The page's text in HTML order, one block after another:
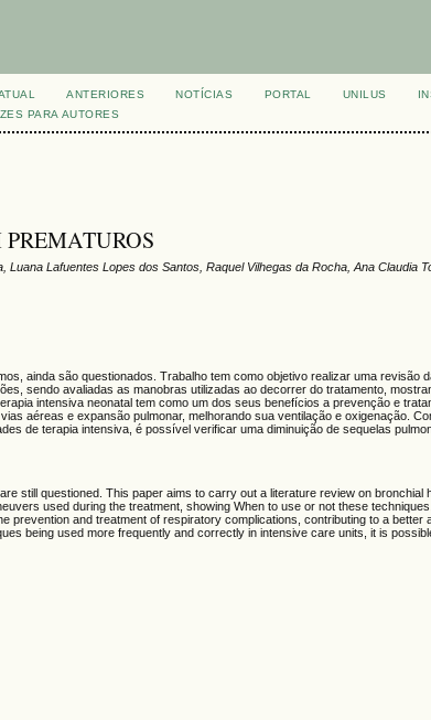
ANTERIORES NOTÍCIAS PORTAL UNILUS
PARA AUTORES
Lafuentes Lopes dos Santos, Raquel Vilhegas da Rocha, Ana Claudia
ainda são questionados. Trabalho tem como objetivo realizar uma revisão
sendo avaliadas as manobras utilizadas ao decorrer do tratamento,
intensiva neonatal tem como um dos seus benefícios a prevenção e
aéreas e expansão pulmonar, melhorando sua ventilação e oxigenação.
de terapia intensiva, é possível verificar uma diminuição de sequelas
still questioned. This paper aims to carry out a literature review on bronchial
used during the treatment, showing When to use or not these
prevention and treatment of respiratory complications, contributing to a better
being used more frequently and correctly in intensive care units, it is